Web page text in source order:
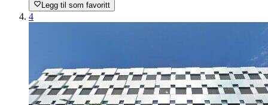
Legg til som favoritt
4